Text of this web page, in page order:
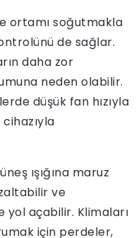
ortamı soğutmakla
de sağlar.
daha zor
neden olabilir.
düşük fan hızıyla
ışığına maruz
ve
açabilir. Klimaları
için perdeler,